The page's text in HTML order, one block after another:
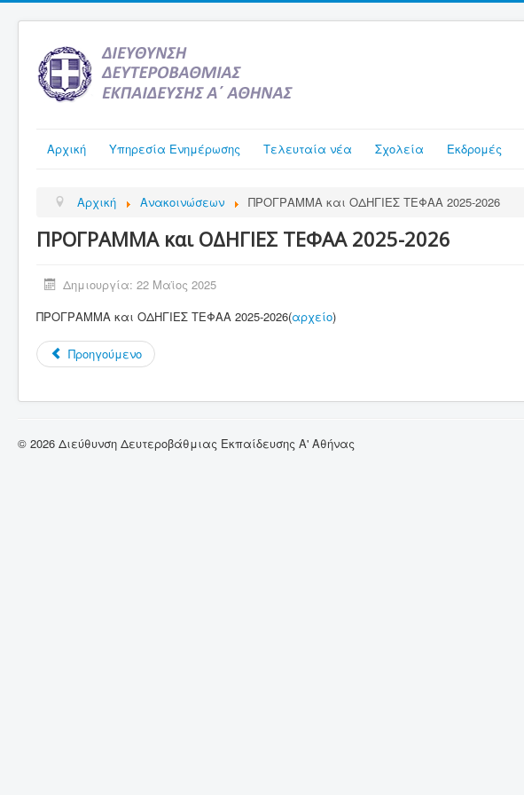
Αρχική Υπηρεσία Ενημέρωσης Τελευταία νέα Σχολεία Εκδρομές
Αρχική Ανακοινώσεων ΠΡΟΓΡΑΜΜΑ και ΟΔΗΓΙΕΣ ΤΕΦΑΑ 2025-2026
ΠΡΟΓΡΑΜΜΑ και ΟΔΗΓΙΕΣ ΤΕΦΑΑ 2025-2026
Δημιουργία: 22 Μαϊος 2025
ΠΡΟΓΡΑΜΜΑ και ΟΔΗΓΙΕΣ ΤΕΦΑΑ 2025-2026(αρχείο)
Προηγούμενο
© 2026 Διεύθυνση Δευτεροβάθμιας Εκπαίδευσης Α' Αθήνας